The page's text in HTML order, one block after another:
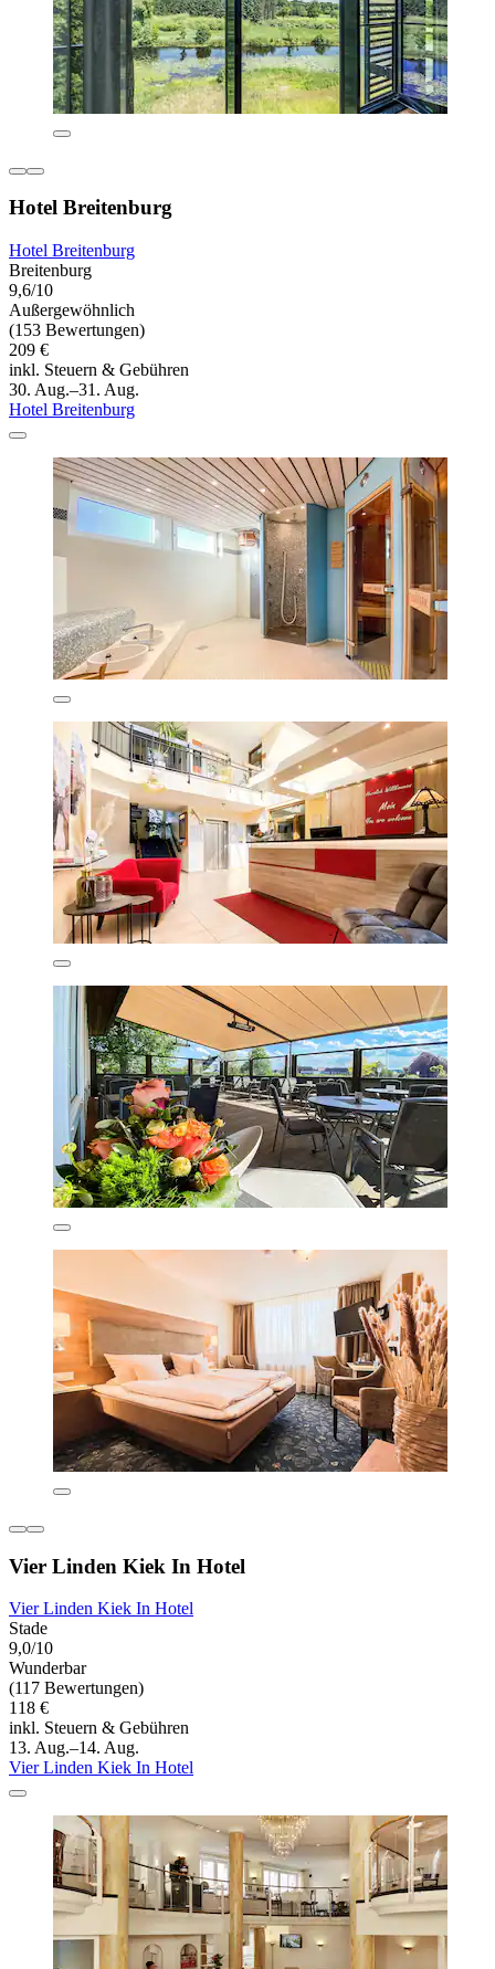
Hotel Breitenburg
Hotel Breitenburg
Breitenburg
9,6/10
Außergewöhnlich
(153 Bewertungen)
209 €
inkl. Steuern & Gebühren
30. Aug.–31. Aug.
Hotel Breitenburg
Vier Linden Kiek In Hotel
Vier Linden Kiek In Hotel
Stade
9,0/10
Wunderbar
(117 Bewertungen)
118 €
inkl. Steuern & Gebühren
13. Aug.–14. Aug.
Vier Linden Kiek In Hotel